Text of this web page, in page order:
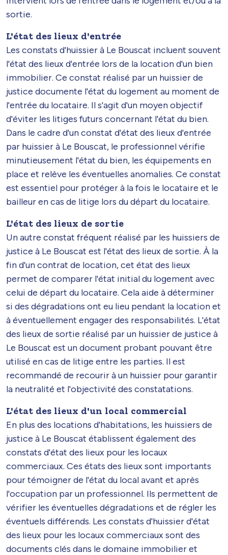
sortie.
L'état des lieux d'entrée
Les constats d'huissier à Le Bouscat incluent souvent
l'état des lieux d'entrée lors de la location d'un bien
immobilier. Ce constat réalisé par un huissier de
justice documente l'état du logement au moment de
l'entrée du locataire. Il s'agit d'un moyen objectif
d'éviter les litiges futurs concernant l'état du bien.
Dans le cadre d'un constat d'état des lieux d'entrée
par huissier à Le Bouscat, le professionnel vérifie
minutieusement l'état du bien, les équipements en
place et relève les éventuelles anomalies. Ce constat
est essentiel pour protéger à la fois le locataire et le
bailleur en cas de litige lors du départ du locataire.
L'état des lieux de sortie
Un autre constat fréquent réalisé par les huissiers de
justice à Le Bouscat est l'état des lieux de sortie. À la
fin d'un contrat de location, cet état des lieux
permet de comparer l'état initial du logement avec
celui de départ du locataire. Cela aide à déterminer
si des dégradations ont eu lieu pendant la location et
à éventuellement engager des responsabilités. L'état
des lieux de sortie réalisé par un huissier de justice à
Le Bouscat est un document probant pouvant être
utilisé en cas de litige entre les parties. Il est
recommandé de recourir à un huissier pour garantir
la neutralité et l'objectivité des constatations.
L'état des lieux d'un local commercial
En plus des locations d'habitations, les huissiers de
justice à Le Bouscat établissent également des
constats d'état des lieux pour les locaux
commerciaux. Ces états des lieux sont importants
pour témoigner de l'état du local avant et après
l'occupation par un professionnel. Ils permettent de
vérifier les éventuelles dégradations et de régler les
éventuels différends. Les constats d'huissier d'état
des lieux pour les locaux commerciaux sont des
documents clés dans le domaine immobilier et